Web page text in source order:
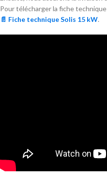
Pour télécharger la fiche
📄 Fiche technique Solis 15 kW.